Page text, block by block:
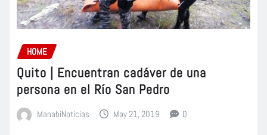
HOME
Quito | Encuentran cadáver de una
persona en el Río San Pedro
ManabiNoticias May 21, 2019 0